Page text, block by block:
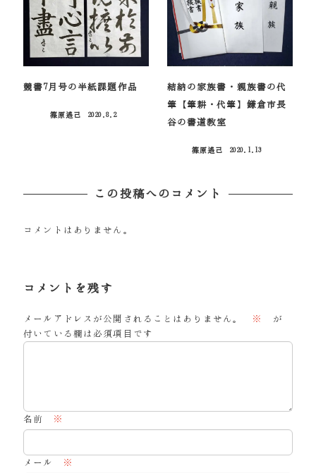
競書7月号の半紙課題作品
篠原遙己
2020.8.2
結納の家族書・親族書の代
筆【筆耕・代筆】鎌倉市長
谷の書道教室
篠原遙己
2020.1.13
この投稿へのコメント
コメントはありません。
コメントを残す
メールアドレスが公開されることはありません。 ※
が
付いている欄は必須項目です
名前 ※
メール ※